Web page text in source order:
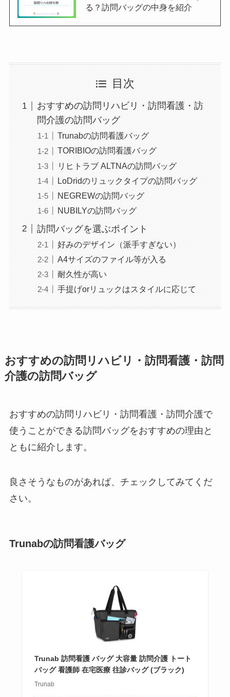
る？訪問バッグの中身を紹介
目次
おすすめの訪問リハビリ・訪問看護・訪
問介護の訪問バッグ
Trunabの訪問看護バッグ
TORIBIOの訪問看護バッグ
リヒトラブ ALTNAの訪問バッグ
LoDridのリュックタイプの訪問バッグ
NEGREWの訪問バッグ
NUBILYの訪問バッグ
訪問バッグを選ぶポイント
好みのデザイン（派手すぎない）
A4サイズのファイル等が入る
耐久性が高い
手提げorリュックはスタイルに応じて
おすすめの訪問リハビリ・訪問看護・訪問
介護の訪問バッグ
おすすめの訪問リハビリ・訪問看護・訪問介護で
使うことができる訪問バッグをおすすめの理由と
ともに紹介します。
良さそうなものがあれば、チェックしてみてくだ
さい。
Trunabの訪問看護バッグ
Trunab 訪問看護 バッグ 大容量 訪問介護 トート
バッグ 看護師 在宅医療 往診バッグ (ブラック)
Trunab